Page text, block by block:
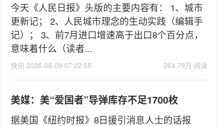
今天《人民日报》头版的主要内容有： 1、城市
更新记； 2、人民城市理念的生动实践（编辑手
记）； 3、前7月进口增速高于出口8个百分点，
意味着什么（读者...
快讯 2026-08-09 07:22:55 264.79万 阅读
美媒：美“爱国者”导弹库存不足1700枚
据美国《纽约时报》8日援引消息人士的话报